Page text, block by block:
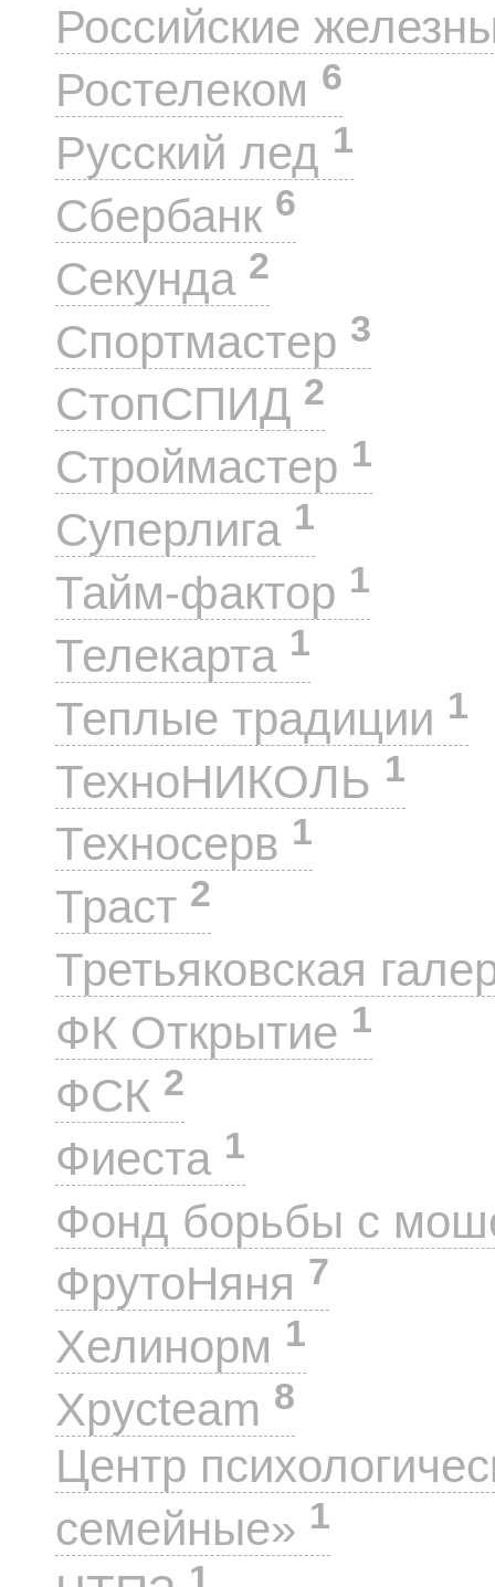
Российские
Ростелеком 6
Русский лед 1
Сбербанк 6
Секунда 2
Спортмастер 3
СтопСПИД 2
Строймастер 1
Суперлига 1
Тайм-фактор 1
Телекарта 1
Теплые традиции 1
ТехноНИКОЛЬ 1
Техносерв 1
Траст 2
Третьяковская
ФК Открытие 1
ФСК 2
Фиеста 1
Фонд борьбы с
ФрутоНяня 7
Хелинорм 1
Хрусteam 8
Центр
семейные» 1
1